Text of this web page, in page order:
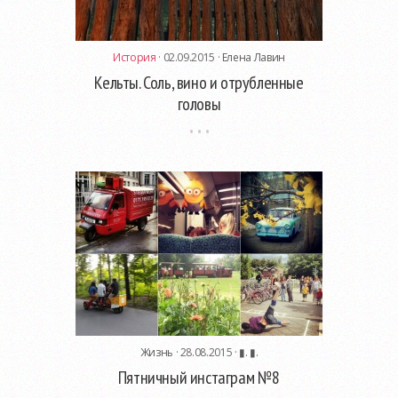
История · 02.09.2015 ·Елена Лавин
Кельты. Соль, вино и отрубленные
головы
Жизнь · 28.08.2015 · ▮. ▮.
Пятничный инстаграм №8